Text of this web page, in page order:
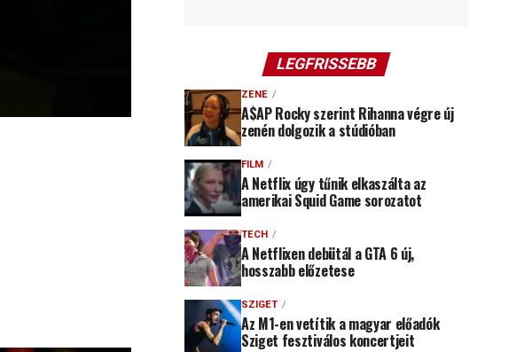
LEGFRISSEBB
ZENE
A$AP Rocky szerint Rihanna végre új
zenén dolgozik a stúdióban
FILM
A Netflix úgy tűnik elkaszálta az
amerikai Squid Game sorozatot
TECH
A Netflixen debütál a GTA 6 új,
hosszabb előzetese
SZIGET
Az M1-en vetítik a magyar előadók
Sziget fesztiválos koncertjeit